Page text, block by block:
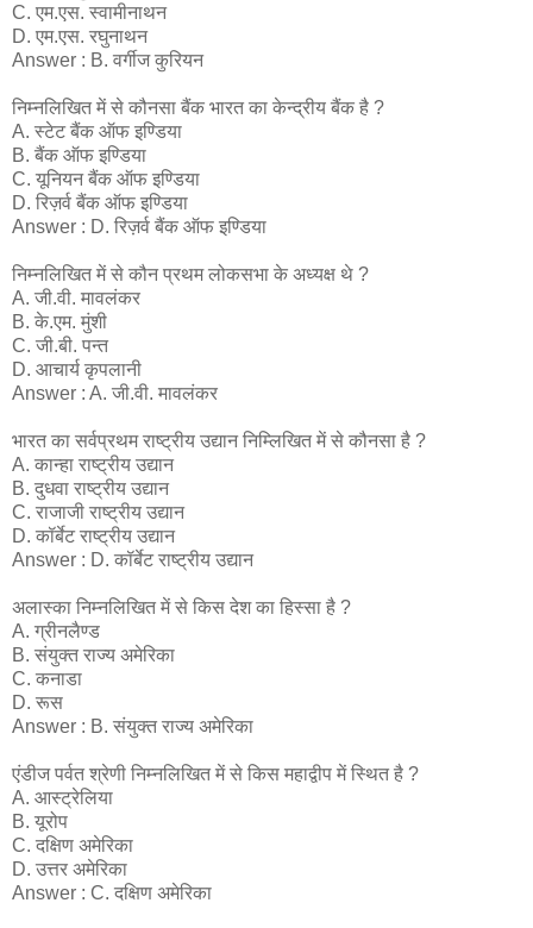
C. एम.एस. स्वामीनाथन
D. एम.एस. रघुनाथन
Answer : B. वर्गीज कुरियन
निम्नलिखित में से कौनसा बैंक भारत का केन्द्रीय बैंक है ?
A. स्टेट बैंक ऑफ इण्डिया
B. बैंक ऑफ इण्डिया
C. यूनियन बैंक ऑफ इण्डिया
D. रिज़र्व बैंक ऑफ इण्डिया
Answer : D. रिज़र्व बैंक ऑफ इण्डिया
निम्नलिखित में से कौन प्रथम लोकसभा के अध्यक्ष थे ?
A. जी.वी. मावलंकर
B. के.एम. मुंशी
C. जी.बी. पन्त
D. आचार्य कृपलानी
Answer : A. जी.वी. मावलंकर
भारत का सर्वप्रथम राष्ट्रीय उद्यान निम्लिखित में से कौनसा है ?
A. कान्हा राष्ट्रीय उद्यान
B. दुधवा राष्ट्रीय उद्यान
C. राजाजी राष्ट्रीय उद्यान
D. कॉर्बेट राष्ट्रीय उद्यान
Answer : D. कॉर्बेट राष्ट्रीय उद्यान
अलास्का निम्नलिखित में से किस देश का हिस्सा है ?
A. ग्रीनलैण्ड
B. संयुक्त राज्य अमेरिका
C. कनाडा
D. रूस
Answer : B. संयुक्त राज्य अमेरिका
एंडीज पर्वत श्रेणी निम्नलिखित में से किस महाद्वीप में स्थित है ?
A. आस्ट्रेलिया
B. यूरोप
C. दक्षिण अमेरिका
D. उत्तर अमेरिका
Answer : C. दक्षिण अमेरिका